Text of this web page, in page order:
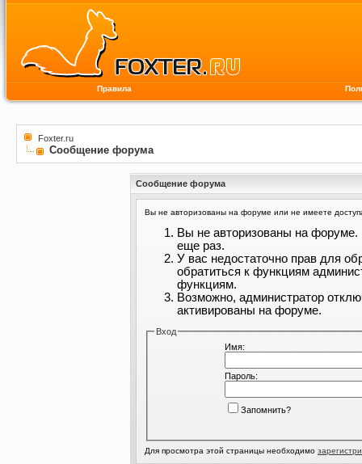
Правила
Foxter.ru
Сообщение форума
Сообщение форума
Вы не авторизованы на форуме или не имеете
Вы не авторизованы на форуме.
еще раз.
У вас недостаточно прав для
обратиться к функциям
функциям.
Возможно, администратор
активированы на форуме.
Вход
Имя:
Пароль:
Запомнить?
Для просмотра этой страницы необходимо